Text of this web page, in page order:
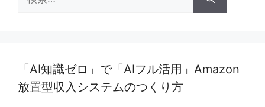
索:
「AI知識ゼロ」で「AIフル活用」Amazon
放置型収入システムのつくり方